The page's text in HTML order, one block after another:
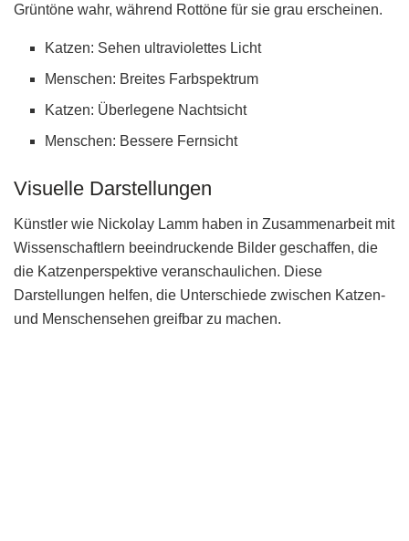
Grüntöne wahr, während Rottöne für sie grau erscheinen.
Katzen: Sehen ultraviolettes Licht
Menschen: Breites Farbspektrum
Katzen: Überlegene Nachtsicht
Menschen: Bessere Fernsicht
Visuelle Darstellungen
Künstler wie Nickolay Lamm haben in Zusammenarbeit mit
Wissenschaftlern beeindruckende Bilder geschaffen, die
die Katzenperspektive veranschaulichen. Diese
Darstellungen helfen, die Unterschiede zwischen Katzen-
und Menschensehen greifbar zu machen.